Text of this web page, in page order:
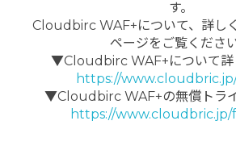
す。
Cloudbirc WAF+について、詳し
ページをご覧ください
▼Cloudbirc WAF+について詳
https://
▼Cloudbirc WAF+の無償トラ
https://